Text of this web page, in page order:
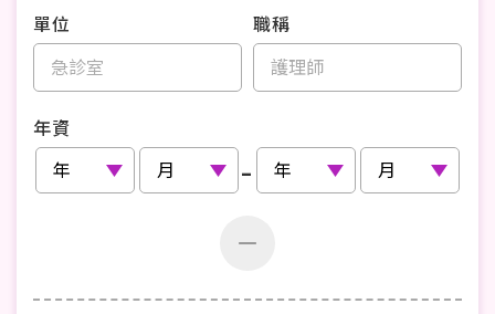
單位 職稱
年資
-